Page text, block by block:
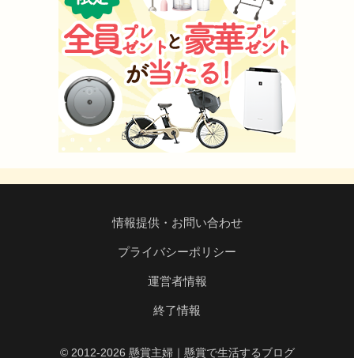
情報提供・お問い合わせ
プライバシーポリシー
運営者情報
終了情報
© 2012-2026 懸賞主婦｜懸賞で生活するブログ